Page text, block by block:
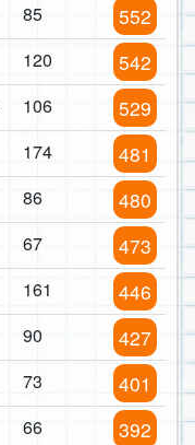
85 552
120 542
106 529
174 481
86 480
67 473
161 446
90 427
73 401
66 392